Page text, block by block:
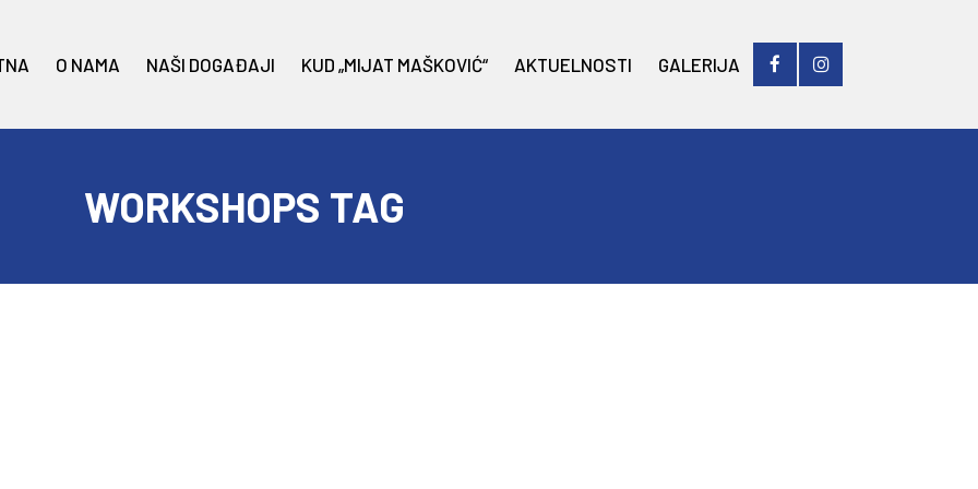
O NAMA NAŠI DOGAĐAJI KUD „MIJAT MAŠKOVIĆ“ AKTUELNOSTI GALERIJA
WORKSHOPS TAG